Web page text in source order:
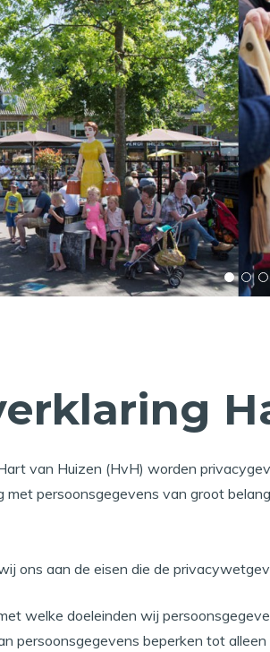
van Huizen (HvH) worden
met persoonsgegevens van groot
ons aan de eisen die de
welke doeleinden wij
persoonsgegevens beperken tot